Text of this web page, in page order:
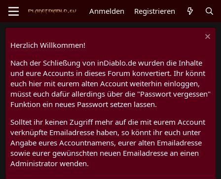
Anmelden Registrieren
Herzlich Willkommen!
Nach der Schließung von inDiablo.de wurden die Inhalte
und eure Accounts in dieses Forum konvertiert. Ihr könnt
euch hier mit eurem alten Account weiterhin einloggen,
müsst euch dafür allerdings über die "Passwort vergessen"
Funktion ein neues Passwort setzen lassen.
Solltet ihr keinen Zugriff mehr auf die mit eurem Account
verknüpfte Emailadresse haben, so könnt ihr euch unter
Angabe eures Accountnamens, eurer alten Emailadresse
sowie eurer gewünschten neuen Emailadresse an einen
Administrator wenden.